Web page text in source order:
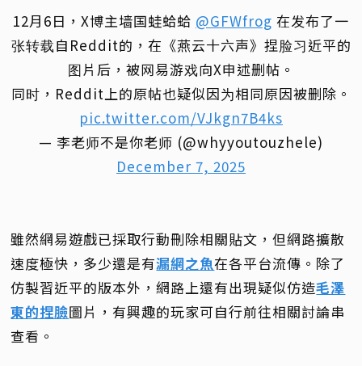
12月6日，X博主墙国蛙蛤蛤 @GFWfrog 在发布了一
张转载自Reddit的，在《燕云十六声》捏脸习近平的
图片后，被网易游戏向X申述删帖。
同时，Reddit上的原帖也疑似因为相同原因被删除。
pic.twitter.com/VJkgn7B4ks
— 李老师不是你老师 (@whyyoutouzhele)
December 7, 2025
雖然網易遊戲已採取行動刪除相關貼文，但網路擴散
速度極快，多少還是有漏網之魚在各平台流傳。除了
仿製習近平的版本外，網路上還有出現疑似仿造毛澤
東的捏臉圖片，有興趣的玩家可自行前往相關討論串
查看。